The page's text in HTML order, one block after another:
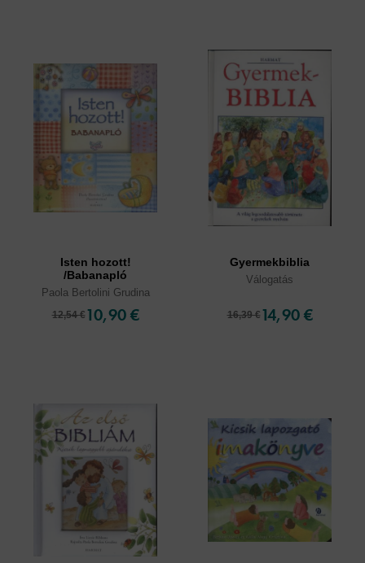
Isten hozott!
/Babanapló
Paola Bertolini Grudina
12,54 € 10,90 €
Gyermekbiblia
Válogatás
16,39 € 14,90 €